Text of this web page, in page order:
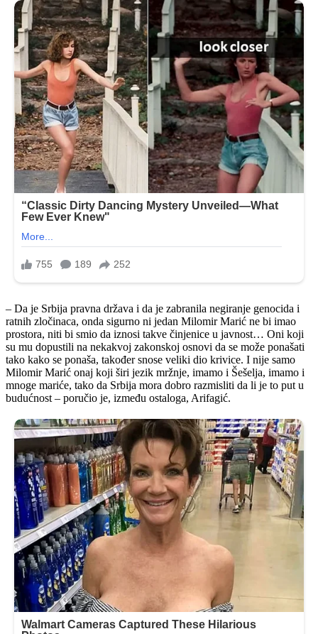
– Da je Srbija pravna država i da je zabranila negiranje genocida i
ratnih zločinaca, onda sigurno ni jedan Milomir Marić ne bi imao
prostora, niti bi smio da iznosi takve činjenice u javnost… Oni koji
su mu dopustili na nekakvoj zakonskoj osnovi da se može ponašati
tako kako se ponaša, također snose veliki dio krivice. I nije samo
Milomir Marić onaj koji širi jezik mržnje, imamo i Šešelja, imamo i
mnoge mariće, tako da Srbija mora dobro razmisliti da li je to put u
budućnost – poručio je, između ostaloga, Arifagić.